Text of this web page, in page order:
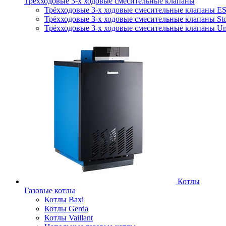
Трёхходовые 3-х ходовые смесительные клапаны
Трёхходовые 3-х ходовые смесительные клапаны
Трёхходовые 3-х ходовые смесительные клапаны
Котлы
Газовые котлы
Котлы Baxi
Котлы Gerda
Котлы Vaillant